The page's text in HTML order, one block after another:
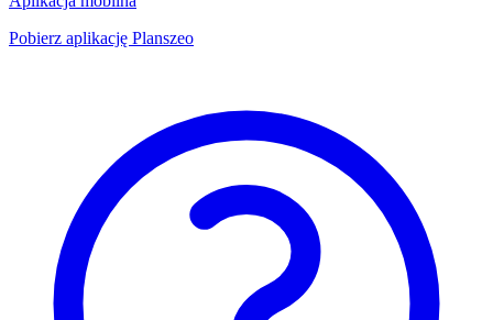
Pobierz aplikację Planszeo